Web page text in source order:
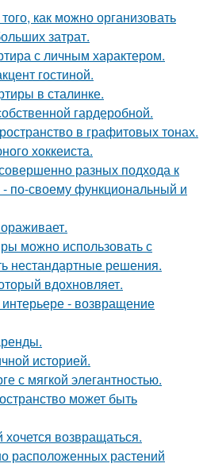
как можно организовать
затрат.
с личным характером.
гостиной.
в сталинке.
гардеробной.
в графитовых тонах.
хоккеиста.
разных подхода к
по-своему функциональный и
можно использовать с
нестандартные решения.
вдохновляет.
- возвращение
историей.
с мягкой элегантностью.
может быть
возвращаться.
расположенных растений